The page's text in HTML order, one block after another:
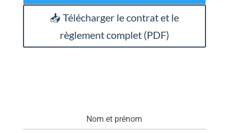
📥 Télécharger le contrat et le
règlement complet (PDF)
Nom et prénom